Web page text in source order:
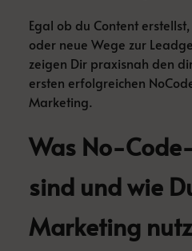
Egal ob du Content
oder neue Wege zur
zeigen Dir praxisnah den
ersten erfolgreichen
Marketing.
Was No-
sind und wie
Marketing